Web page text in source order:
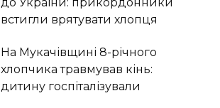
встигли врятувати хлопця
На Мукачівщині 8-річного
хлопчика травмував кінь:
дитину госпіталізували